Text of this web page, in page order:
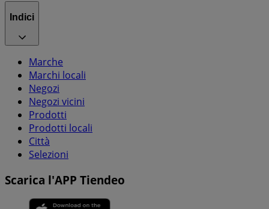
Indici
Marche
Marchi locali
Negozi
Negozi vicini
Prodotti
Prodotti locali
Città
Selezioni
Scarica l'APP Tiendeo